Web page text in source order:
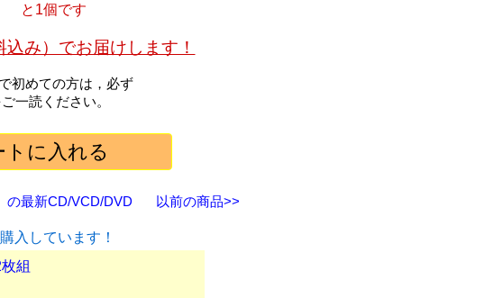
と1個です
み）でお届けします！
初めての方は，必ず
ご一読ください。
以前の商品>>
の最新CD/VCD/DVD
入しています！
組